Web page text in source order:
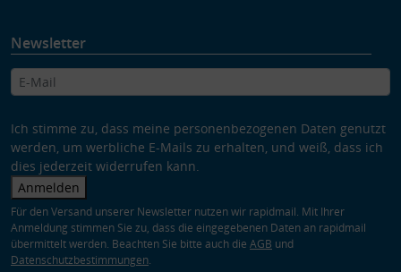
Newsletter
Ich stimme zu, dass meine personenbezogenen Daten genutzt
werden, um werbliche E-Mails zu erhalten, und weiß, dass ich
dies jederzeit widerrufen kann.
Anmelden
Für den Versand unserer Newsletter nutzen wir rapidmail. Mit Ihrer
Anmeldung stimmen Sie zu, dass die eingegebenen Daten an rapidmail
übermittelt werden. Beachten Sie bitte auch die AGB und
Datenschutzbestimmungen.